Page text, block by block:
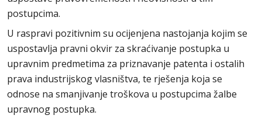
postupcima.
U raspravi pozitivnim su ocijenjena nastojanja kojim se
uspostavlja pravni okvir za skraćivanje postupka u
upravnim predmetima za priznavanje patenta i ostalih
prava industrijskog vlasništva, te rješenja koja se
odnose na smanjivanje troškova u postupcima žalbe
upravnog postupka.